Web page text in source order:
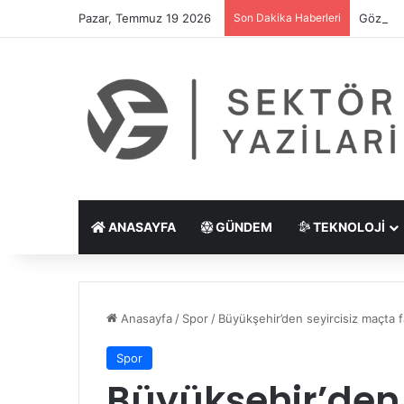
Pazar, Temmuz 19 2026 Son Dakika Haberleri Göz
ANASAYFA GÜNDEM TEKNOLOJI
Anasayfa/ Spor/ Büyükşehir’den seyircisiz maçta
Spor